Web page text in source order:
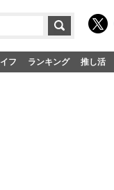
フ ランキング 推し活